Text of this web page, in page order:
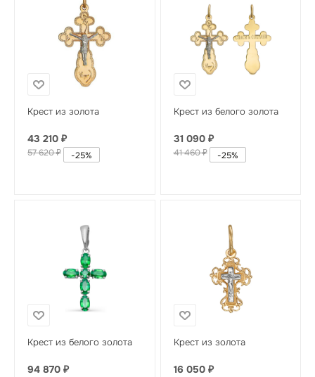
Крест из золота
43 210 ₽
57 620₽ -25%
Крест из белого золота
31 090₽
41 460₽ -25%
Крест из белого золота
94 870 ₽
Крест из золота
16 050₽